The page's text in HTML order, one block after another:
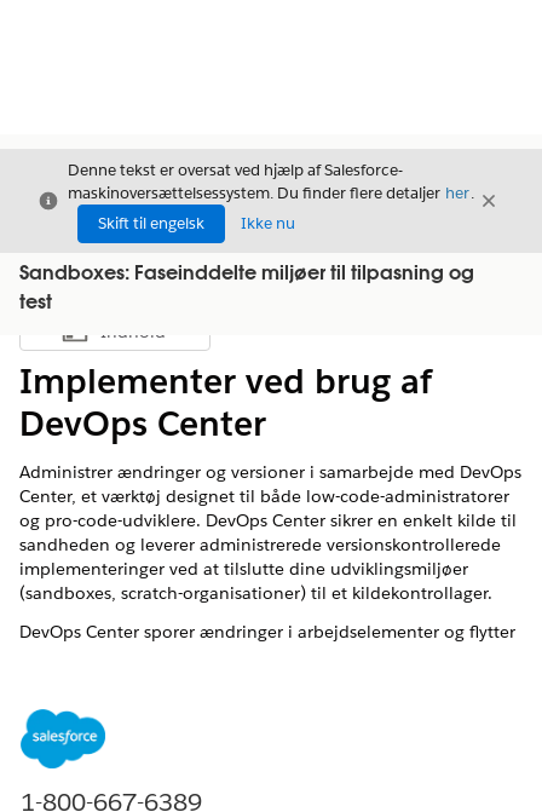
Luk
Denne tekst er oversat ved hjælp af Salesforce-
maskinoversættelsessystem. Du finder flere detaljer her.
Skift til engelsk
Ikke nu
Luk
Sandboxes: Faseinddelte miljøer til tilpasning og
test
Vis indholdsfortegnelse
Indhold
Implementer ved brug af
DevOps Center
Administrer ændringer og versioner i samarbejde med DevOps
Center, et værktøj designet til både low-code-administratorer
og pro-code-udviklere. DevOps Center sikrer en enkelt kilde til
sandheden og leverer administrerede versionskontrollerede
implementeringer ved at tilslutte dine udviklingsmiljøer
(sandboxes, scratch-organisationer) til et kildekontrollager.
DevOps Center sporer ændringer i arbejdselementer og flytter
af arbejdselementer mellem faser implementerer dine
ændringer i målorganisationen. Brug DevOps Center til at
administrere versioner med indbygget godkendelse og
1-800-667-6389